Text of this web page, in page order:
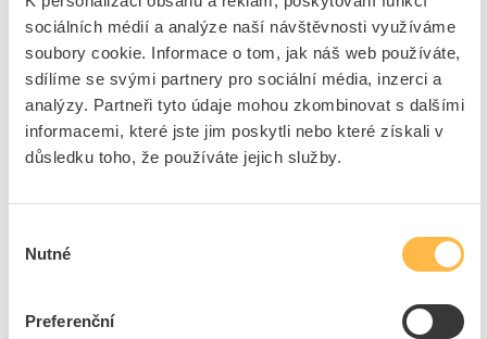
sociálních médií a analýze naší návštěvnosti využíváme
soubory cookie. Informace o tom, jak náš web používáte,
sdílíme se svými partnery pro sociální média, inzerci a
analýzy. Partneři tyto údaje mohou zkombinovat s dalšími
informacemi, které jste jim poskytli nebo které získali v
důsledku toho, že používáte jejich služby.
souhlasu
Nutné
Preferenční
Kód výrobce
1099081
Značka
ETELEC
Přidat k porovnání
3 ks
5dní 25 ks
Zobrazit